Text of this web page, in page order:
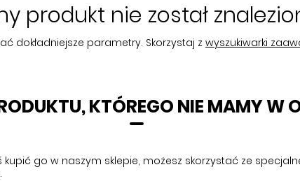
produkt nie został
dokładniejsze parametry. Skorzystaj zwyszukiwarki
KTÓREGO NIE MAMY W
kupić go w naszym sklepie, możesz skorzystać ze
.